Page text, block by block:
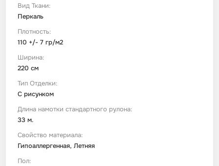
Вид Ткани:
Перкаль
Плотность:
110 +/- 7 гр/м2
Ширина:
220 см
Тип Отделки:
С рисунком
Длина намотки стандартного рулона:
33 м.
Свойство материала:
Гипоаллергенная, Летняя
Пол: